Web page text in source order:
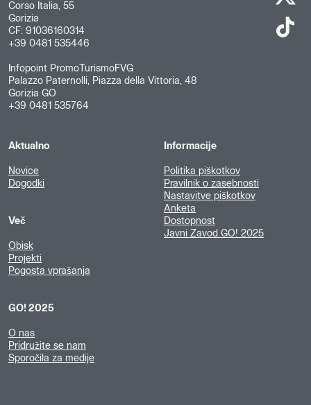
Corso Italia, 55
Gorizia
CF: 91036160314
+39 0481 535446
Infopoint PromoTurismoFVG
Palazzo Paternolli, Piazza della Vittoria, 48
Gorizia GO
+39 0481 535764
Aktualno
Novice
Dogodki
Več
Obisk
Projekti
Pogosta vprašanja
GO! 2025
O nas
Pridružite se nam
Sporočila za medije
Informacije
Politika piškotkov
Pravilnik o zasebnosti
Nastavitve piškotkov
Anketa
Dostopnost
Javni Zavod GO! 2025